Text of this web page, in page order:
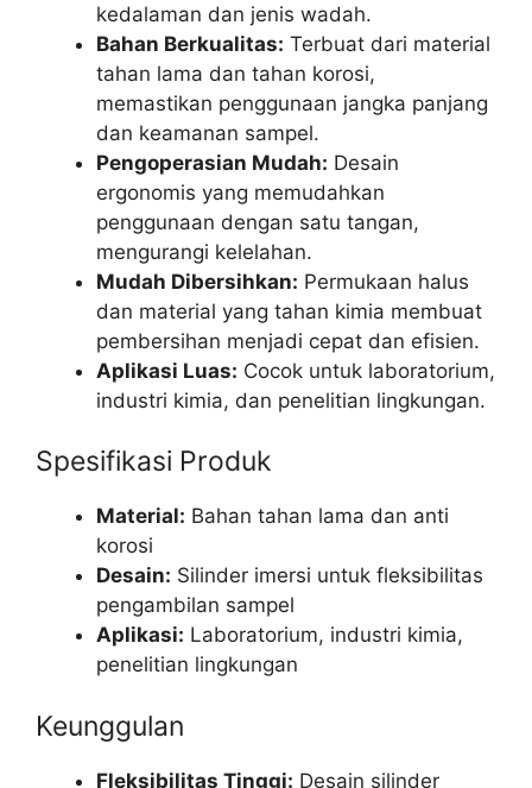
kedalaman dan jenis wadah.
Bahan Berkualitas: Terbuat dari material
tahan lama dan tahan korosi,
memastikan penggunaan jangka panjang
dan keamanan sampel.
Pengoperasian Mudah: Desain
ergonomis yang memudahkan
penggunaan dengan satu tangan,
mengurangi kelelahan.
Mudah Dibersihkan: Permukaan halus
dan material yang tahan kimia membuat
pembersihan menjadi cepat dan efisien.
Aplikasi Luas: Cocok untuk laboratorium,
industri kimia, dan penelitian lingkungan.
Spesifikasi Produk
Material: Bahan tahan lama dan anti
korosi
Desain: Silinder imersi untuk fleksibilitas
pengambilan sampel
Aplikasi: Laboratorium, industri kimia,
penelitian lingkungan
Keunggulan
Fleksibilitas Tinggi: Desain silinder